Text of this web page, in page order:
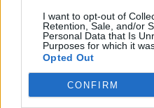
I want to opt-out of
Retention, Sale, and/or
Personal Data that Is
Purposes for which it
Opted Out
CONFIRM
Mais respostas deste
São emitidos quando algo
Preparado no forno ou em
Mais para __ do que para
Cada parte prolongada de
__ nucifera, nome científico